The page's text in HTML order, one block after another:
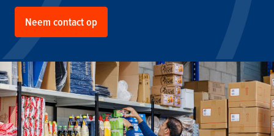
Neem contact op